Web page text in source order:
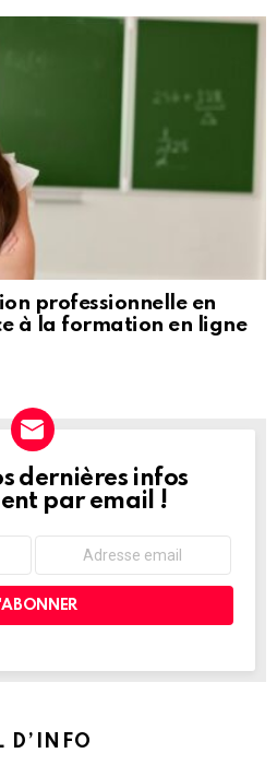
professionnelle en
à la formation en ligne
dernières infos
par email !
D’INFO